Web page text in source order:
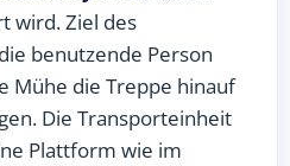
wird. Ziel des
benutzende Person
Mühe die Treppe hinauf
Die Transporteinheit
Plattform wie im